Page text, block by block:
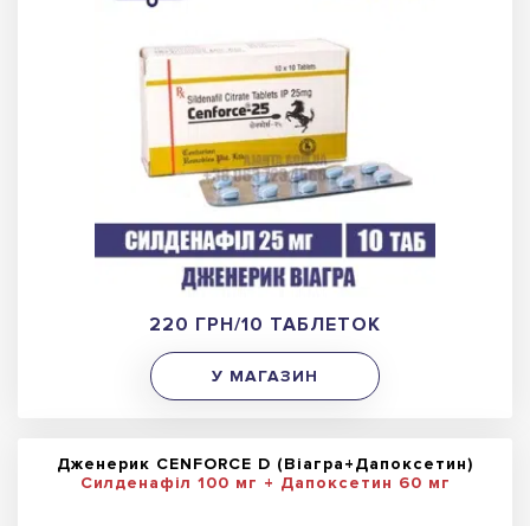
220 ГРН/10 ТАБЛЕТОК
У МАГАЗИН
Дженерик CENFORCE D (Віагра+Дапоксетин)
Силденафіл 100 мг + Дапоксетин 60 мг